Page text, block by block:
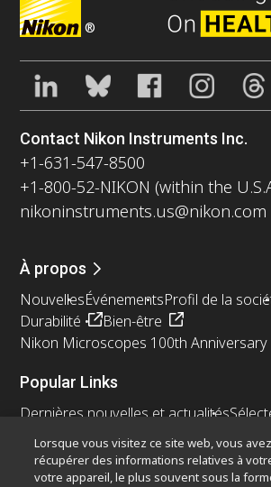
®
Contact Nikon Instruments Inc.
+1-631-547-8500
+1-800-52-NIKON (within the
nikoninstruments.us@nikon.com
À propos
NouvellesÉvénementsProfil de la
Durabilité
Bien-être
Nikon Microscopes 100th Anniversary
Popular Links
Dernières nouvelles et actualités
Resolution Calculator
PubScope
Nikon Small World
MicroscopyU
Lorsque vous visitez ce site web, vous
récupérer des informations relatives à
votre appareil, le plus souvent sous la